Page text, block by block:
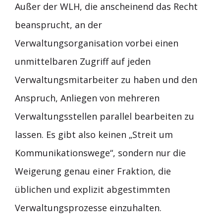
Außer der WLH, die anscheinend das Recht
beansprucht, an der
Verwaltungsorganisation vorbei einen
unmittelbaren Zugriff auf jeden
Verwaltungsmitarbeiter zu haben und den
Anspruch, Anliegen von mehreren
Verwaltungsstellen parallel bearbeiten zu
lassen. Es gibt also keinen „Streit um
Kommunikationswege“, sondern nur die
Weigerung genau einer Fraktion, die
üblichen und explizit abgestimmten
Verwaltungsprozesse einzuhalten.